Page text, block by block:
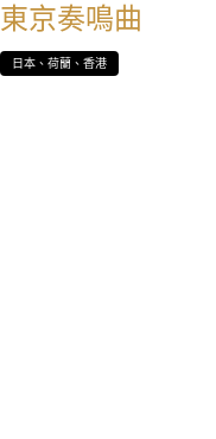
東京奏鳴曲
日本、荷蘭、香港